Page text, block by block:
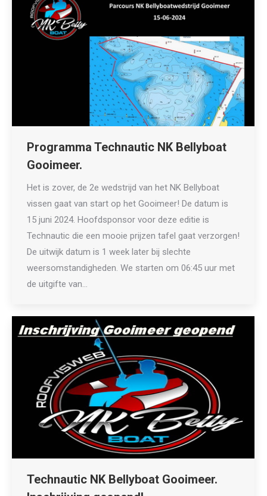
Programma Technautic NK Bellyboat
Gooimeer.
Het is zover, de 2e wedstrijd van het NK Bellyboat
vissen gaat van start op het Gooimeer! De datum is
15 juni 2024. Hoofdsponsor voor deze editie is
Technautic die een mooie prijzen tafel gaat verzorgen!
De uitwijk datum is 1 week later bij slechte
weersomstandigheden. We starten om 06:45 uur met
de uitgifte van…
Technautic NK Bellyboat Gooimeer.